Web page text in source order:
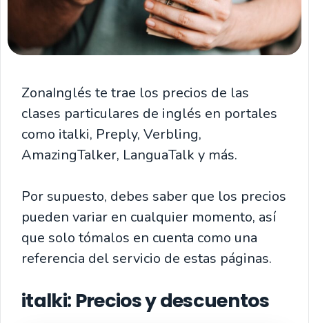
ZonaInglés te trae los precios de las
clases particulares de inglés en portales
como italki, Preply, Verbling,
AmazingTalker, LanguaTalk y más.
Por supuesto, debes saber que los precios
pueden variar en cualquier momento, así
que solo tómalos en cuenta como una
referencia del servicio de estas páginas.
italki: Precios y descuentos